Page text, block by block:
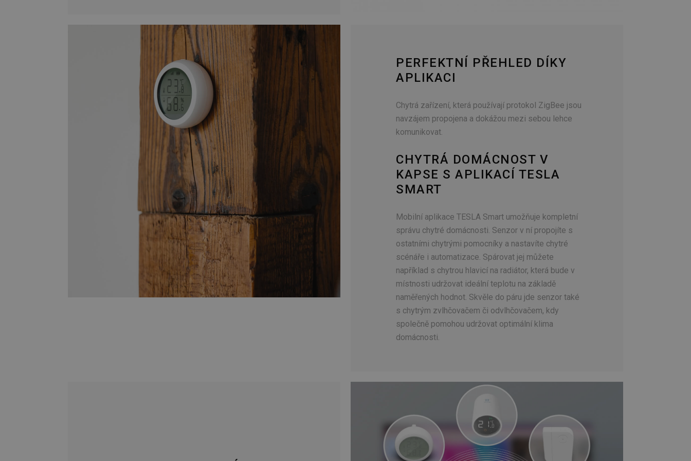
PERFEKTNÍ PŘEHLED DÍKY
APLIKACI
Chytrá zařízení, která používají protokol ZigBee jsou
navzájem propojena a dokážou mezi sebou lehce
komunikovat.
CHYTRÁ DOMÁCNOST V
KAPSE S APLIKACÍ TESLA
SMART
Mobilní aplikace TESLA Smart umožňuje kompletní
správu chytré domácnosti. Senzor v ní propojíte s
ostatními chytrými pomocníky a nastavíte chytré
scénáře i automatizace. Spárovat jej můžete
například s chytrou hlavicí na radiátor, která bude v
místnosti udržovat ideální teplotu na základě
naměřených hodnot. Skvěle do páru jde senzor také
s chytrým zvlhčovačem či odvlhčovačem, kdy
společně pomohou udržovat optimální klima
domácnosti.